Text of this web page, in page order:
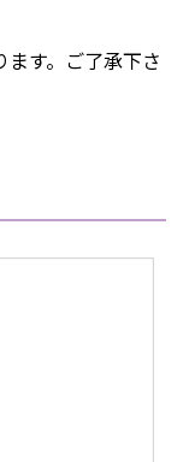
す。ご了承下さ